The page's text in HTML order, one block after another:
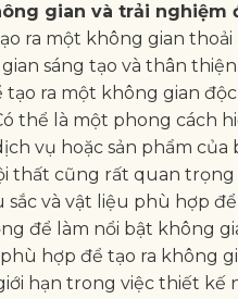
gian và trải nghiệm
ra một không gian
sáng tạo và thân
tạo ra một không gian
thể là một phong cách
vụ hoặc sản phẩm của
thất cũng rất quan trọng
và vật liệu phù hợp
để làm nổi bật không
hợp để tạo ra không
hạn trong việc thiết kế